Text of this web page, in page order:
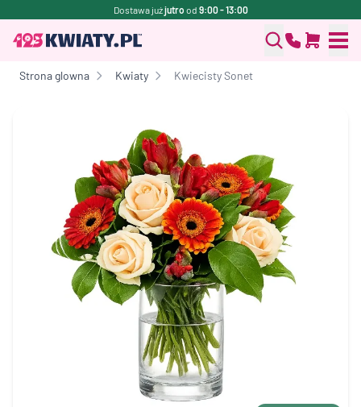
Dostawa jużjutro od 9:00 - 13:00
Strona glowna Kwiaty Kwiecisty Sonet